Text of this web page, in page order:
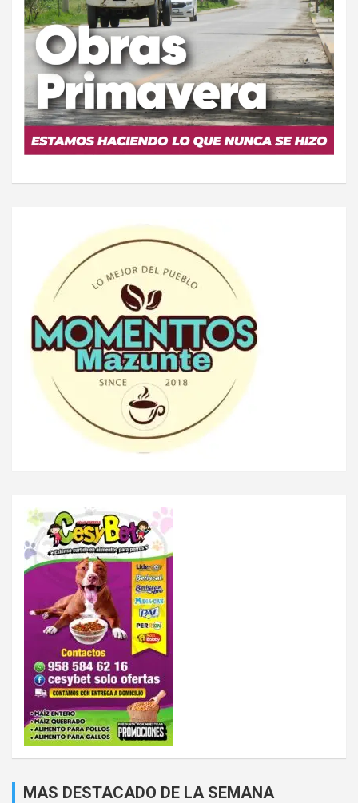
MAS DESTACADO DE LA SEMANA